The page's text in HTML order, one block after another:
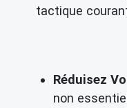
tactique
Réduisez
non